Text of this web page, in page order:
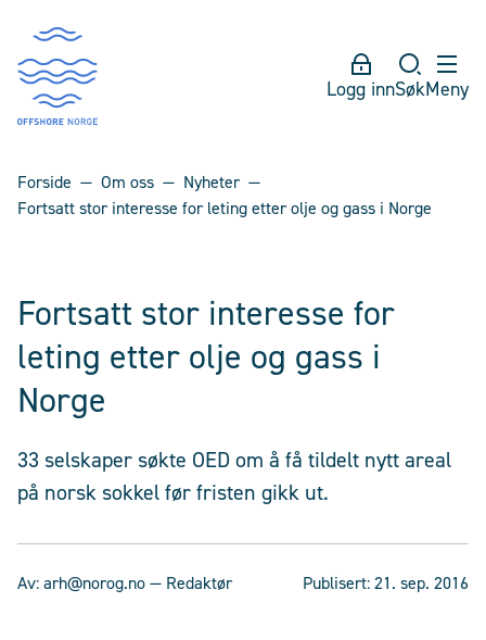
Logg innSøkMeny
Forside Om oss
Nyheter
Fortsatt stor interesse for leting etter olje og gass i Norge
Fortsatt stor interesse for
leting etter olje og gass i
Norge
33 selskaper søkte OED om å få tildelt nytt areal
på norsk sokkel før fristen gikk ut.
Av:arh@norog.no— Redaktør Publisert:21. sep. 2016